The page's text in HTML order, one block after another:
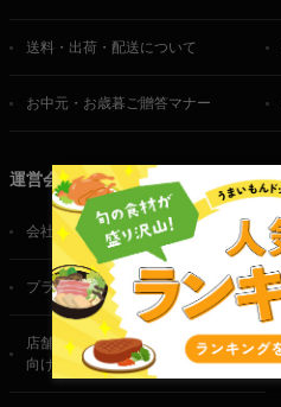
送料・出荷・配送について
お中元・お歳暮ご贈答マナー
運営会社
会社概要
プライバシーポリシー
店舗・法人・生産者様
向けのお問い合わせ